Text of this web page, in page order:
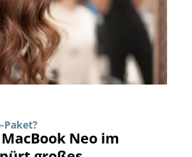
Paket?
Neo im